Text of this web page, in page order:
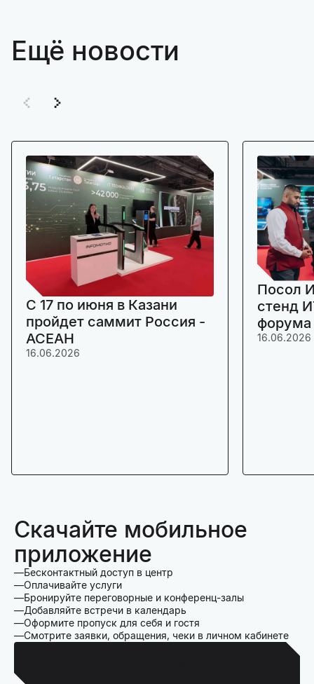
Ещё новости
C 17 по июня в Казани
пройдет саммит Россия -
АСЕАН
16.06.2026
Посол
стенд
16.06.2026
Скачайте мобильное
приложение
Бесконтактный доступ в центр
Оплачивайте услуги
Бронируйте переговорные и конференц-залы
Добавляйте встречи в календарь
Оформите пропуск для себя и гостя
Смотрите заявки, обращения, чеки в личном кабинете